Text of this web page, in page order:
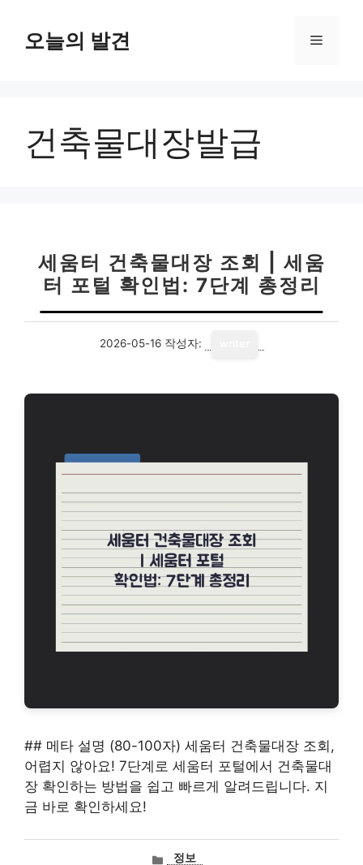
오늘의 발견 메
건축물대장발급
세움터 건축물대장 조회 | 세움
터 포털 확인법: 7단계 총정리
2026-05-16 작성자:
## 메타 설명 (80-100자) 세움터 건축물대장 조회,
어렵지 않아요! 7단계로 세움터 포털에서 건축물대
장 확인하는 방법을 쉽고 빠르게 알려드립니다. 지
금 바로 확인하세요!
카정보